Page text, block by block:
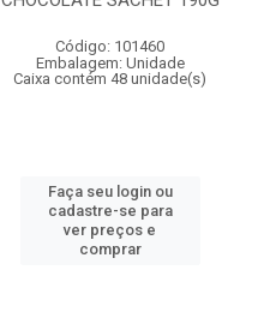
Código: 101460
Embalagem: Unidade
Caixa contém 48 unidade(s)
Faça seu login ou
cadastre-se para
ver preços e
comprar